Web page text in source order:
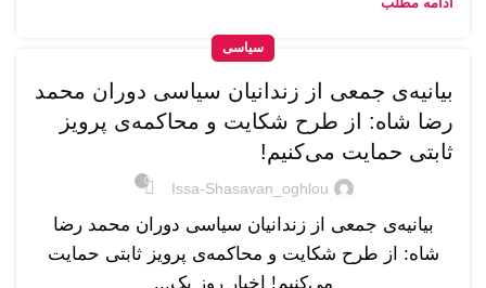
سیاسی
بیانیه‌ی جمعی از زندانیان سیاسی دوران محمد
رضا شاه: از طرح شکایت و محاکمه‌ی پرویز
ثابتی حمایت می‌کنیم!
Issa-Shasavan_oghlou
0
بیانیه‌ی جمعی از زندانیان سیاسی دوران محمد رضا
شاه: از طرح شکایت و محاکمه‌ی پرویز ثابتی حمایت
می‌کنیم! اخبار روز یک...